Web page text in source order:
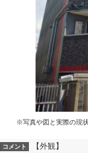
※写真や図と実際の現
コメント 【外観】